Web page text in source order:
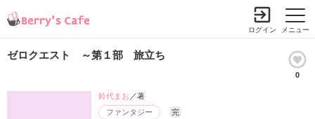
メニュー
ログイン
ゼロクエスト ～第１部 旅立ち
0
ファンタジー 完
鈴代まお ／著